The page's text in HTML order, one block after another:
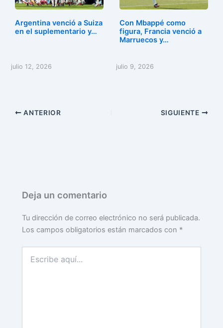
Argentina venció a Suiza
en el suplementario y…
julio 12, 2026
Con Mbappé como
figura, Francia venció a
Marruecos y…
julio 9, 2026
ANTERIOR SIGUIENTE
Deja un comentario
Tu dirección de correo electrónico no será publicada.
Los campos obligatorios están marcados con *
aquí...